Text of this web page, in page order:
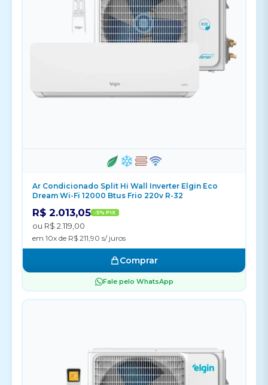
Ar Condicionado Split Hi Wall Inverter Elgin Eco
Dream Wi-Fi 12000 Btus Frio 220v R-32
R$ 2.013,05 -5% PIX
ou R$ 2.119,00
em 10x de R$ 211,90 s/ juros
Comprar
Fale pelo WhatsApp